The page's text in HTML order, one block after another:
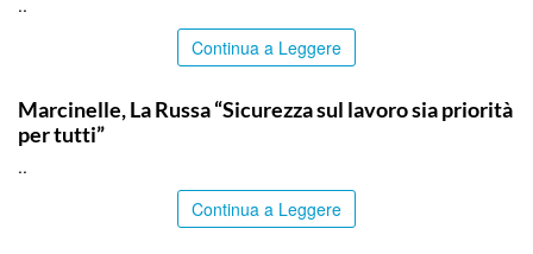
..
Continua a Leggere
Marcinelle, La Russa “Sicurezza sul lavoro sia priorità
per tutti”
..
Continua a Leggere